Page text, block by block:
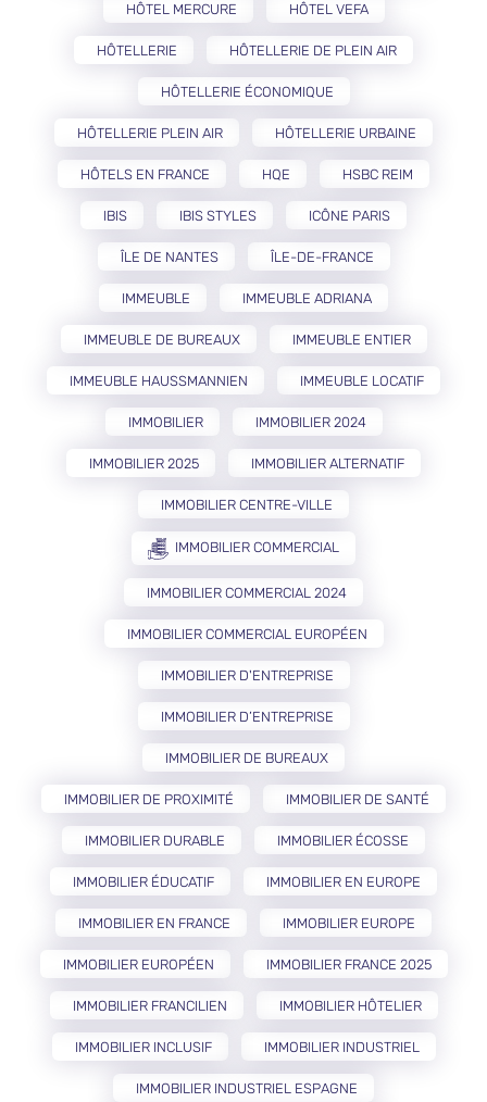
HÔTEL MERCURE HÔTEL VEFA
HÔTELLERIE HÔTELLERIE DE PLEIN AIR
HÔTELLERIE ÉCONOMIQUE
HÔTELLERIE PLEIN AIR HÔTELLERIE URBAINE
HÔTELS EN FRANCE HQE HSBC REIM
IBIS IBIS STYLES ICÔNE PARIS
ÎLE DE NANTES ÎLE-DE-FRANCE
IMMEUBLE IMMEUBLE ADRIANA
IMMEUBLE DE BUREAUX IMMEUBLE ENTIER
IMMEUBLE HAUSSMANNIEN IMMEUBLE LOCATIF
IMMOBILIER IMMOBILIER 2024
IMMOBILIER 2025 IMMOBILIER ALTERNATIF
IMMOBILIER CENTRE-VILLE
IMMOBILIER COMMERCIAL
IMMOBILIER COMMERCIAL 2024
IMMOBILIER COMMERCIAL EUROPÉEN
IMMOBILIER D'ENTREPRISE
IMMOBILIER D’ENTREPRISE
IMMOBILIER DE BUREAUX
IMMOBILIER DE PROXIMITÉ IMMOBILIER DE SANTÉ
IMMOBILIER DURABLE IMMOBILIER ÉCOSSE
IMMOBILIER ÉDUCATIF IMMOBILIER EN EUROPE
IMMOBILIER EN FRANCE IMMOBILIER EUROPE
IMMOBILIER EUROPÉEN IMMOBILIER FRANCE 2025
IMMOBILIER FRANCILIEN IMMOBILIER HÔTELIER
IMMOBILIER INCLUSIF IMMOBILIER INDUSTRIEL
IMMOBILIER INDUSTRIEL ESPAGNE